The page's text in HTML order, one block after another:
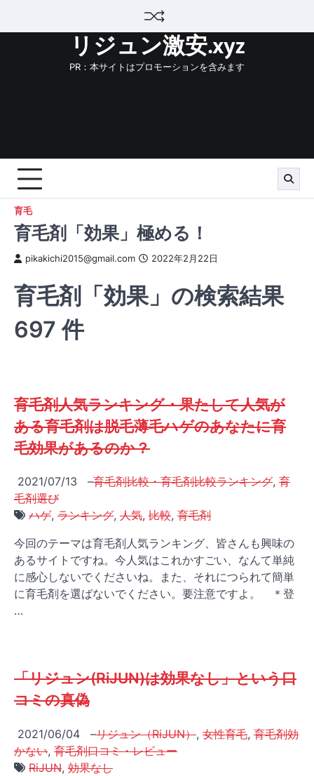
リジュン激安.xyz
PR：本サイトはプロモーションを含みます
育毛
育毛剤「効果」極める！
pikakichi2015@gmail.com 2022年2月22日
育毛剤「効果」の検索結果
697 件
育毛剤人気ランキング・果たして人気が
ある育毛剤は脱毛薄毛ハゲのあなたに育
毛効果があるのか？
2021/07/13 –育毛剤比較・育毛剤比較ランキング, 育
毛剤選び
ハゲ, ランキング, 人気, 比較, 育毛剤
今回のテーマは育毛剤人気ランキング、皆さんも興味の
あるサイトですね。今人気はこれかすごい、なんて単純
に感心しないでくださいね。また、それにつられて簡単
に育毛剤を選ばないでください。要注意ですよ。 ＊登
…
「リジュン(RiJUN)は効果なし」という口
コミの真偽
2021/06/04 –リジュン（RiJUN）, 女性育毛, 育毛剤効
かない, 育毛剤口コミ・レビュー
RiJUN, 効果なし